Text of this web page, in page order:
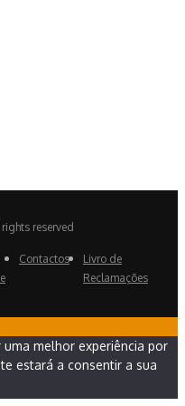
reserved
Contactos
Livro de
Reclamações
melhor experiência por
estará a consentir a sua